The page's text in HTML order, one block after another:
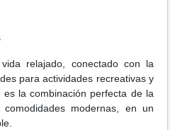
relajado, conectado con la
para actividades recreativas y
es la combinación perfecta de la
modernas, en un